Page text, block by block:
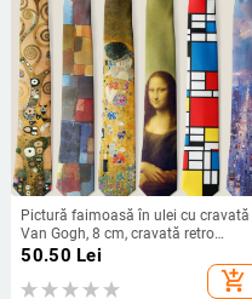
Pictură faimoasă în ulei cu cravată
Van Gogh, 8 cm, cravată retro
imprimată la modă pentru bărbați
și femei, comerț exterior, în stoc, en-
gros
50.50 Lei
add_shopping_cart